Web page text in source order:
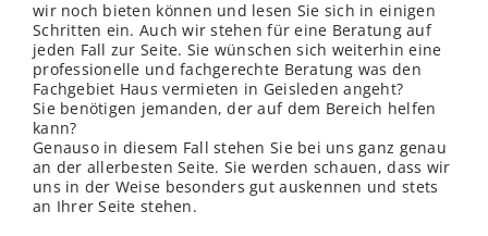
wir noch bieten können und lesen Sie sich in einigen
Schritten ein. Auch wir stehen für eine Beratung auf
jeden Fall zur Seite. Sie wünschen sich weiterhin eine
professionelle und fachgerechte Beratung was den
Fachgebiet Haus vermieten in Geisleden angeht?
Sie benötigen jemanden, der auf dem Bereich helfen
kann?
Genauso in diesem Fall stehen Sie bei uns ganz genau
an der allerbesten Seite. Sie werden schauen, dass wir
uns in der Weise besonders gut auskennen und stets
an Ihrer Seite stehen.